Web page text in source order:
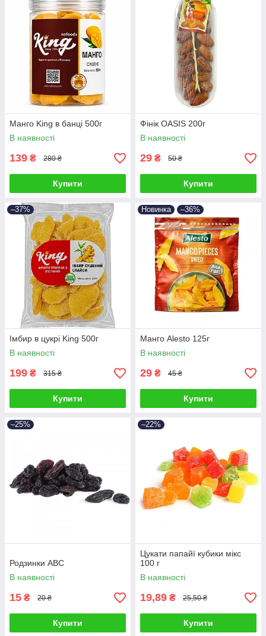
Манго King в банці 500г
В наявності
139 ₴ 280 ₴
Купити
Фінік OASIS 200г
В наявності
29 ₴ 50 ₴
Купити
–37%
Імбир в цукрі King 500г
В наявності
199 ₴ 315 ₴
Купити
Новинка –36%
Манго Alesto 125г
В наявності
29 ₴ 45 ₴
Купити
–25%
Родзинки АВС
В наявності
15 ₴ 20 ₴
Купити
–22%
Цукати папайї кубики мікс
100 г
В наявності
19,89 ₴ 25,50 ₴
Купити